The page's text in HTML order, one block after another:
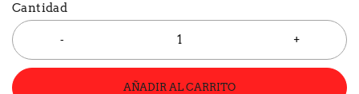
Cantidad
AÑADIR AL CARRITO